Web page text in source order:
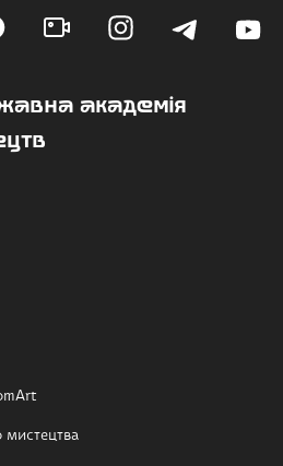
академія
мистецтва